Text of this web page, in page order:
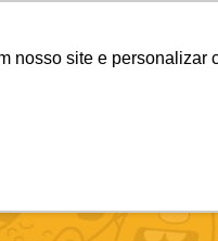
site e personalizar